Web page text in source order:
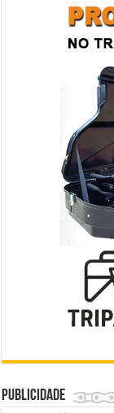
Publicidade